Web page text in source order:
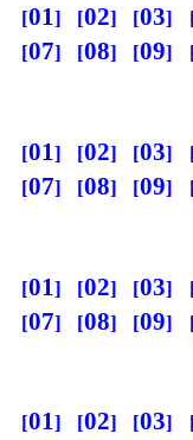
01 02 03
07
08 09
01 02 03
07
08 09
01 02 03
07
08 09
01 02 03